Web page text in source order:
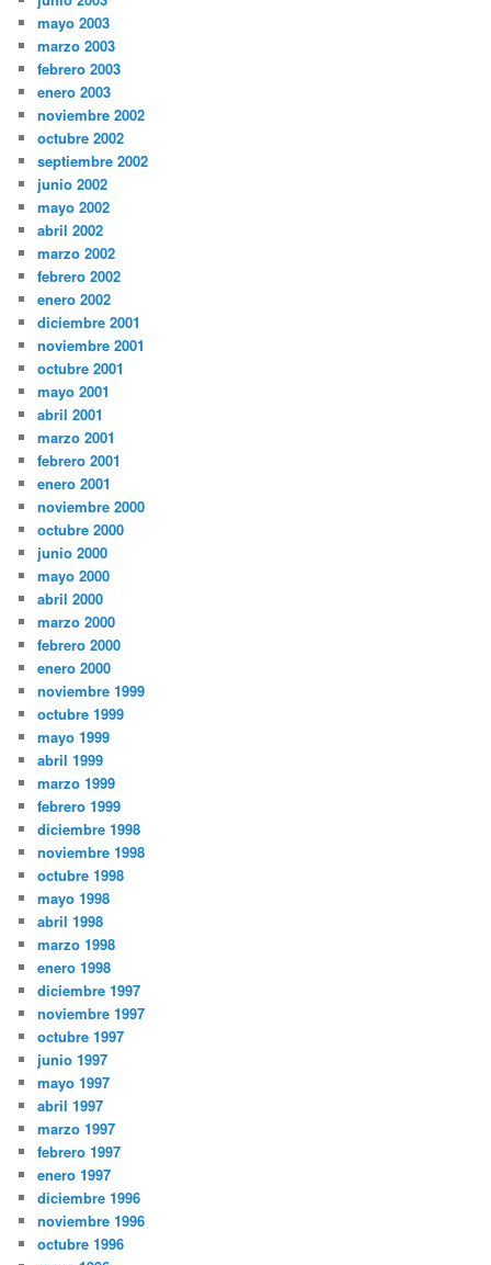
mayo 2003
marzo 2003
febrero 2003
enero 2003
noviembre 2002
octubre 2002
septiembre 2002
junio 2002
mayo 2002
abril 2002
marzo 2002
febrero 2002
enero 2002
diciembre 2001
noviembre 2001
octubre 2001
mayo 2001
abril 2001
marzo 2001
febrero 2001
enero 2001
noviembre 2000
octubre 2000
junio 2000
mayo 2000
abril 2000
marzo 2000
febrero 2000
enero 2000
noviembre 1999
octubre 1999
mayo 1999
abril 1999
marzo 1999
febrero 1999
diciembre 1998
noviembre 1998
octubre 1998
mayo 1998
abril 1998
marzo 1998
enero 1998
diciembre 1997
noviembre 1997
octubre 1997
junio 1997
mayo 1997
abril 1997
marzo 1997
febrero 1997
enero 1997
diciembre 1996
noviembre 1996
octubre 1996